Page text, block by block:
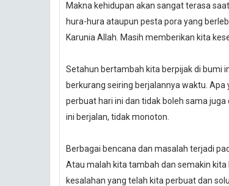
Makna kehidupan akan sangat terasa
hura-hura ataupun pesta pora yang
Karunia Allah. Masih memberikan kita
Setahun bertambah kita berpijak di bumi
berkurang seiring berjalannya waktu.
perbuat hari ini dan tidak boleh sama
ini berjalan, tidak monoton.
Berbagai bencana dan masalah terjadi
Atau malah kita tambah dan semakin
kesalahan yang telah kita perbuat dan